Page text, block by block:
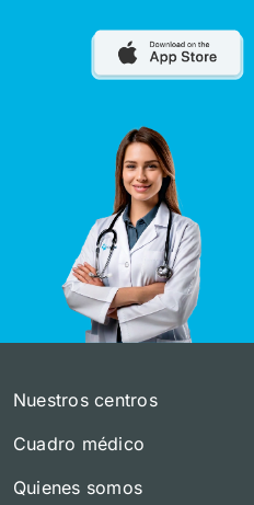
Nuestros centros
Cuadro médico
Quienes somos